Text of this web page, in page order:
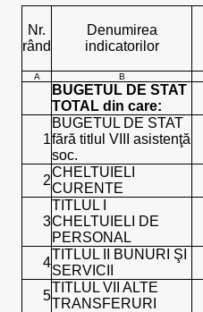
Nr.
rând
Denumirea
indicatorilor
A B
BUGETUL DE STAT
TOTAL din care:
1
BUGETUL DE STAT
fără titlul VIII asistenţă
soc.
2
CHELTUIELI
CURENTE
3
TITLUL I
CHELTUIELI DE
PERSONAL
4
TITLUL II BUNURI ŞI
SERVICII
5
TITLUL VII ALTE
TRANSFERURI